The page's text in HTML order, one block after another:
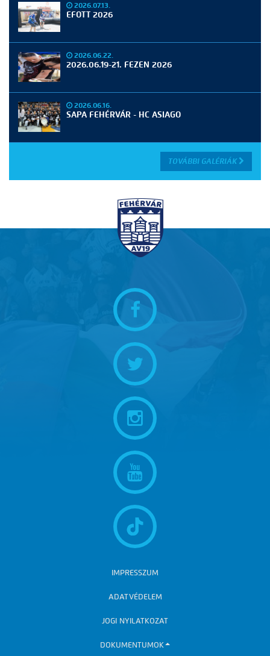
2026.07.13.
EFOTT 2026
2026.06.22.
2026.06.19-21. FEZEN 2026
2026.06.16.
SAPA FEHÉRVÁR - HC ASIAGO
TOVÁBBI GALÉRIÁK
IMPRESSZUM
ADATVÉDELEM
JOGI NYILATKOZAT
DOKUMENTUMOK